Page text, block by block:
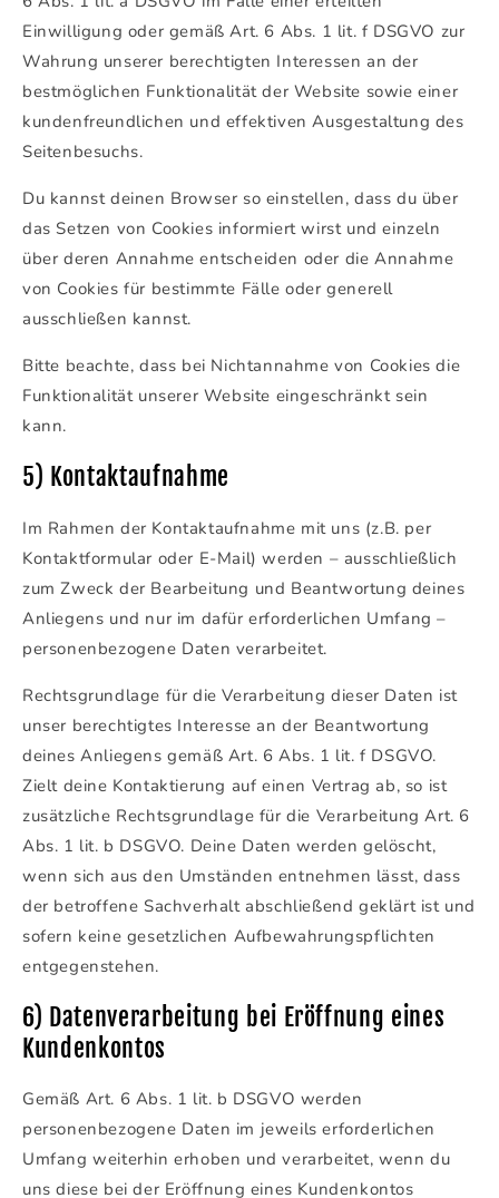
Einwilligung oder gemäß Art. 6 Abs. 1 lit. f DSGVO zur
Wahrung unserer berechtigten Interessen an der
bestmöglichen Funktionalität der Website sowie einer
kundenfreundlichen und effektiven Ausgestaltung des
Seitenbesuchs.
Du kannst deinen Browser so einstellen, dass du über
das Setzen von Cookies informiert wirst und einzeln
über deren Annahme entscheiden oder die Annahme
von Cookies für bestimmte Fälle oder generell
ausschließen kannst.
Bitte beachte, dass bei Nichtannahme von Cookies die
Funktionalität unserer Website eingeschränkt sein
kann.
5) Kontaktaufnahme
Im Rahmen der Kontaktaufnahme mit uns (z.B. per
Kontaktformular oder E-Mail) werden – ausschließlich
zum Zweck der Bearbeitung und Beantwortung deines
Anliegens und nur im dafür erforderlichen Umfang –
personenbezogene Daten verarbeitet.
Rechtsgrundlage für die Verarbeitung dieser Daten ist
unser berechtigtes Interesse an der Beantwortung
deines Anliegens gemäß Art. 6 Abs. 1 lit. f DSGVO.
Zielt deine Kontaktierung auf einen Vertrag ab, so ist
zusätzliche Rechtsgrundlage für die Verarbeitung Art. 6
Abs. 1 lit. b DSGVO. Deine Daten werden gelöscht,
wenn sich aus den Umständen entnehmen lässt, dass
der betroffene Sachverhalt abschließend geklärt ist und
sofern keine gesetzlichen Aufbewahrungspflichten
entgegenstehen.
6) Datenverarbeitung bei Eröffnung eines
Kundenkontos
Gemäß Art. 6 Abs. 1 lit. b DSGVO werden
personenbezogene Daten im jeweils erforderlichen
Umfang weiterhin erhoben und verarbeitet, wenn du
uns diese bei der Eröffnung eines Kundenkontos